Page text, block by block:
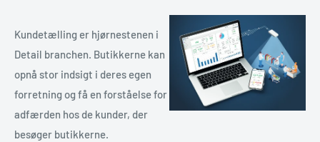
Kundetælling er hjørnestenen i
Detail branchen. Butikkerne kan
opnå stor indsigt i deres egen
forretning og få en forståelse for
adfærden hos de kunder, der
besøger butikkerne.